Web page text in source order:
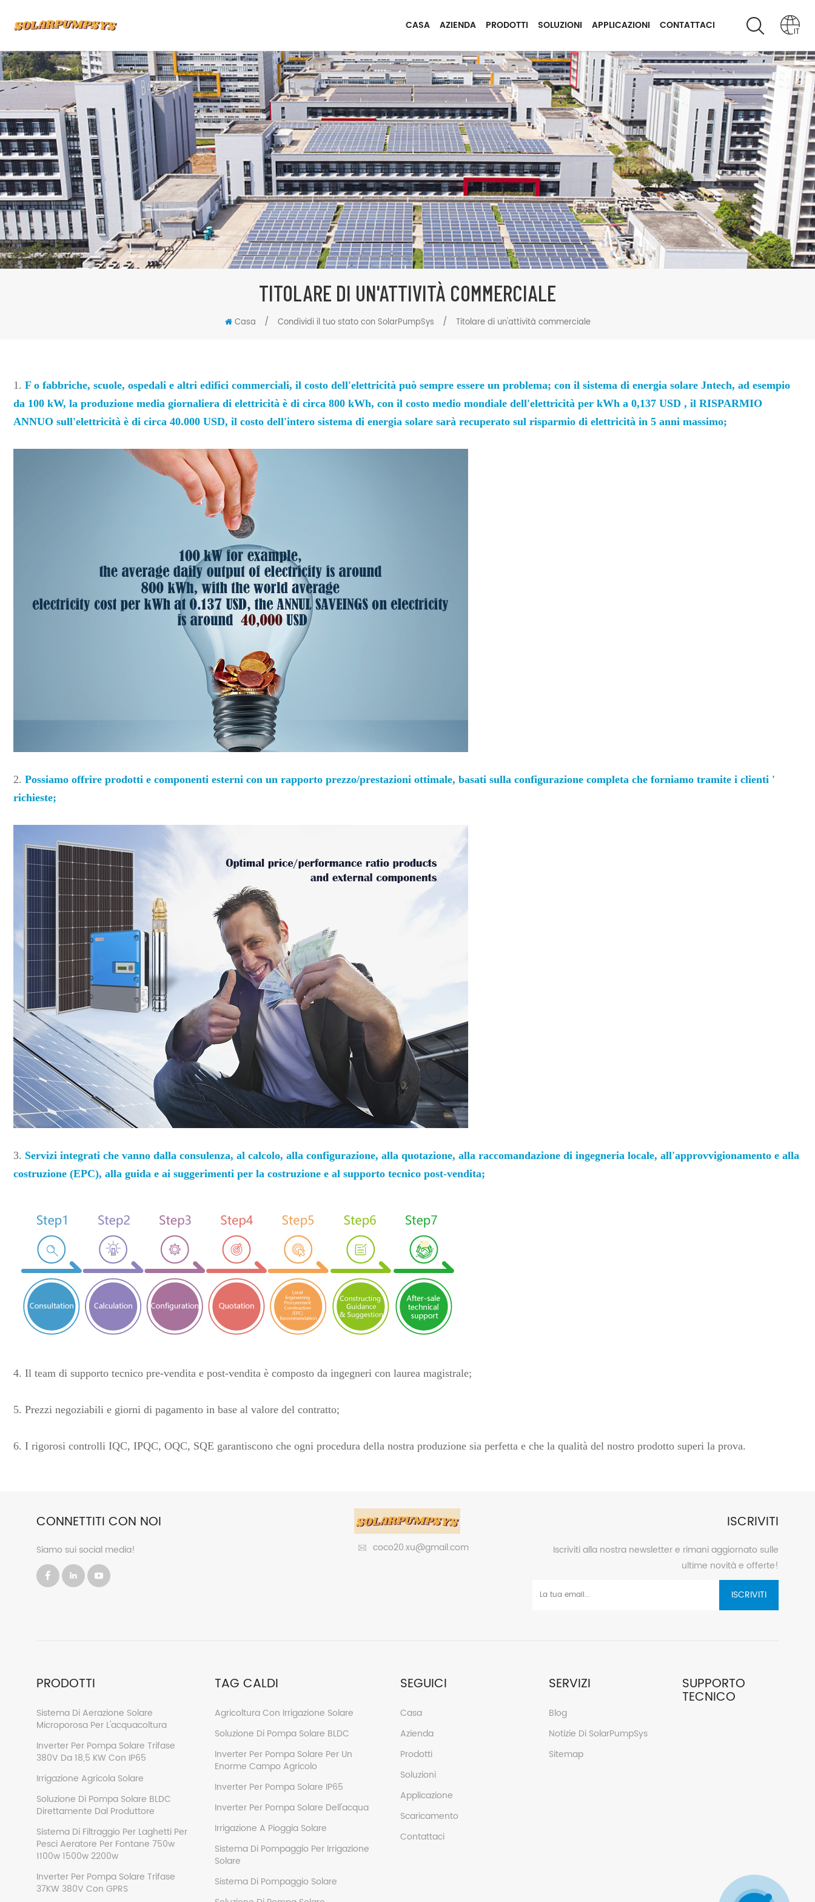
CASA AZIENDA PRODOTTI SOLUZIONI APPLICAZIONI CONTATTACI IT
TITOLARE DI UN'ATTIVITÀ COMMERCIALE
Casa / Condividi il tuo stato con SolarPumpSys / Titolare di un'attività commerciale
1. F o fabbriche, scuole, ospedali e altri edifici commerciali, il costo dell'elettricità può sempre essere un problema; con il sistema di energia solare Jntech, ad esempio
da 100 kW, la produzione media giornaliera di elettricità è di circa 800 kWh, con il costo medio mondiale dell'elettricità per kWh a 0,137 USD , il RISPARMIO
ANNUO sull'elettricità è di circa 40.000 USD, il costo dell'intero sistema di energia solare sarà recuperato sul risparmio di elettricità in 5 anni massimo;
2. Possiamo offrire prodotti e componenti esterni con un rapporto prezzo/prestazioni ottimale, basati sulla configurazione completa che forniamo tramite i clienti '
richieste;
3. Servizi integrati che vanno dalla consulenza, al calcolo, alla configurazione, alla quotazione, alla raccomandazione di ingegneria locale, all'approvvigionamento e alla
costruzione (EPC), alla guida e ai suggerimenti per la costruzione e al supporto tecnico post-vendita;
4. Il team di supporto tecnico pre-vendita e post-vendita è composto da ingegneri con laurea magistrale;
5. Prezzi negoziabili e giorni di pagamento in base al valore del contratto;
6. I rigorosi controlli IQC, IPQC, OQC, SQE garantiscono che ogni procedura della nostra produzione sia perfetta e che la qualità del nostro prodotto superi la prova.
CONNETTITI CON NOI
Siamo sui social media! coco20.xu@gmail.com
ISCRIVITI
Iscriviti alla nostra newsletter e rimani aggiornato sulle
ultime novità e offerte!
ISCRIVITI
PRODOTTI
Sistema Di Aerazione Solare
Microporosa Per L'acquacoltura
Inverter Per Pompa Solare Trifase
380V Da 18,5 KW Con IP65
Irrigazione Agricola Solare
Soluzione Di Pompa Solare BLDC
Direttamente Dal Produttore
Sistema Di Filtraggio Per Laghetti Per
Pesci Aeratore Per Fontane 750w
1100w 1500w 2200w
Inverter Per Pompa Solare Trifase
37KW 380V Con GPRS
TAG CALDI
Agricoltura Con Irrigazione Solare
Soluzione Di Pompa Solare BLDC
Inverter Per Pompa Solare Per Un
Enorme Campo Agricolo
Inverter Per Pompa Solare IP65
Inverter Per Pompa Solare Dell'acqua
Irrigazione A Pioggia Solare
Sistema Di Pompaggio Per Irrigazione
Solare
Sistema Di Pompaggio Solare
SEGUICI
Casa
Azienda
Prodotti
Soluzioni
Applicazione
Scaricamento
Contattaci
SERVIZI
Blog
Notizie Di SolarPumpSys
Sitemap
SUPPORTO
TECNICO